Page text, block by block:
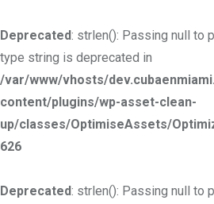
Deprecated: strlen(): Passing null to
type string is deprecated in
/var/www/vhosts/
content/plugins/wp-asset-clean-
up/classes/OptimiseAssets/
626
Deprecated: strlen(): Passing null to